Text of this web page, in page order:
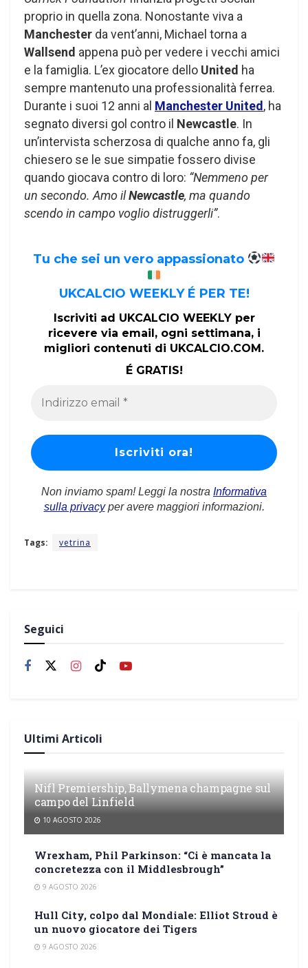
proprio in quella zona. Nonostante viva a
Manchester da vent’anni, Michael torna a
Wallsend appena può per vedere i vecchi amici
e la famiglia. L’ex giocatore dello United ha
sempre mantenuto una professionalità ferrea.
Durante i suoi 12 anni al Manchester United , ha
segnato diversi gol contro il Newcastle. In
un’intervista scherzosa di qualche anno fa, gli
chiesero se le sue simpatie fossero divise
quando giocava contro di loro: “Nemmeno per
un secondo. Amo ilNewcastle, ma quando
scendo in campo voglio distruggerli”.
Tu che sei un vero appassionato
UKCALCIO WEEKLY É PER TE!
Iscriviti ad UKCALCIO WEEKLY per
ricevere via email, ogni settimana, i
migliori contenuti di UKCALCIO.COM.
É GRATIS!
Non inviamo spam! Leggi la nostra Informativa
sulla privacyper avere maggiori informazioni.
Tags: vetrina
Seguici
Ultimi Articoli
Nifl Premiership, Ballymena champagne sul
campo del Linfield
10 AGOSTO 2026
Wrexham, Phil Parkinson: “Ci è mancata la
concretezza con il Middlesbrough”
9 AGOSTO 2026
Hull City, colpo dal Mondiale: Elliot Stroud è
un nuovo giocatore dei Tigers
9 AGOSTO 2026